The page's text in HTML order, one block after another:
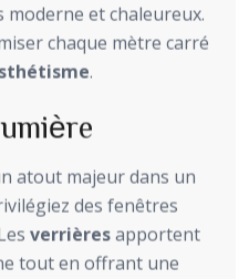
et chaleureux.
chaque mètre carré
.
atout majeur dans un
des fenêtres
verrièresapportent
tout en offrant une